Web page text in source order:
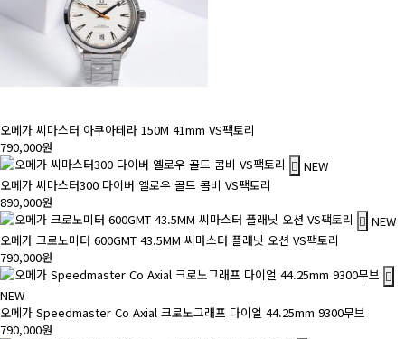
오메가 씨마스터 아쿠아테라 150M 41mm VS팩토리
790,000원
NEW
오메가 씨마스터300 다이버 옐로우 골드 콤비 VS팩토리
890,000원
NEW
오메가 크로노미터 600GMT 43.5MM 씨마스터 플래닛 오션 VS팩토리
790,000원
NEW
오메가 Speedmaster Co Axial 크로노그래프 다이얼 44.25mm 9300무브
790,000원